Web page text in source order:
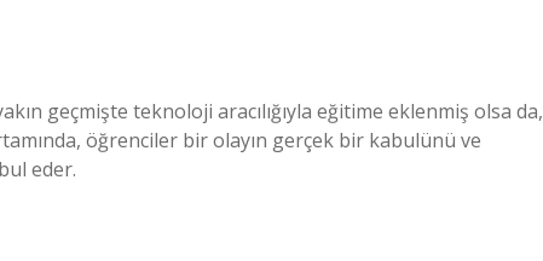
geçmişte teknoloji aracılığıyla eğitime eklenmiş olsa da,
öğrenciler bir olayın gerçek bir kabulünü ve
eder.